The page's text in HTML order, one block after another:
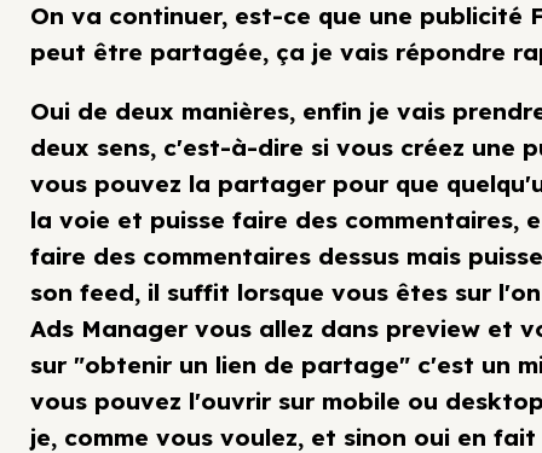
On va continuer, est-ce que une publicité
peut être partagée, ça je vais répondre
Oui de deux manières, enfin je vais
deux sens, c'est-à-dire si vous créez une
vous pouvez la partager pour que
la voie et puisse faire des commentaires,
faire des commentaires dessus mais
son feed, il suffit lorsque vous êtes sur
Ads Manager vous allez dans preview et
sur "obtenir un lien de partage" c'est un
vous pouvez l'ouvrir sur mobile ou
je, comme vous voulez, et sinon oui en fait